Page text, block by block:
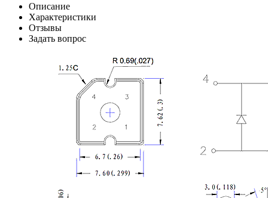
Описание
Характеристики
Отзывы
Задать вопрос